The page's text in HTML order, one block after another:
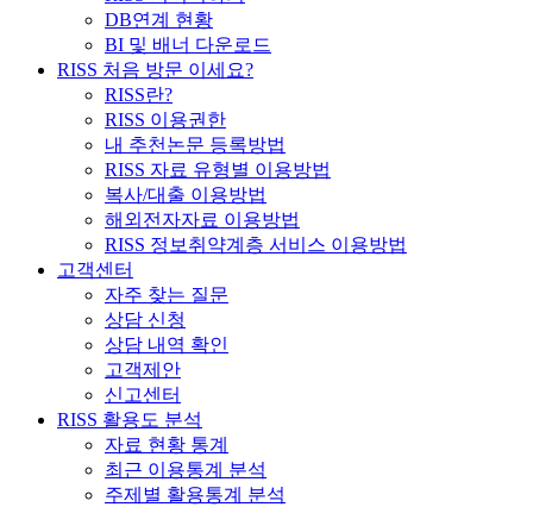
DB연계 현황
BI 및 배너 다운로드
RISS 처음 방문 이세요?
RISS란?
RISS 이용권한
내 추천논문 등록방법
RISS 자료 유형별 이용방법
복사/대출 이용방법
해외전자자료 이용방법
RISS 정보취약계층 서비스 이용방법
고객센터
자주 찾는 질문
상담 신청
상담 내역 확인
고객제안
신고센터
RISS 활용도 분석
자료 현황 통계
최근 이용통계 분석
주제별 활용통계 분석